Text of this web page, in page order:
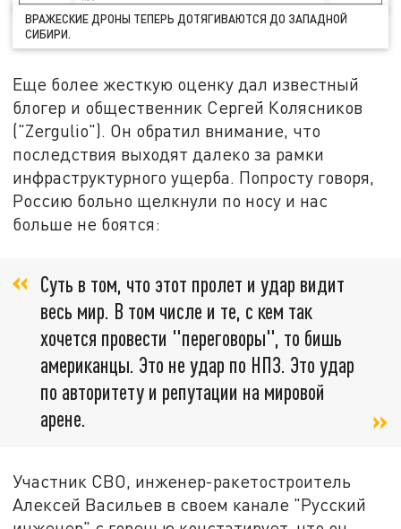
ВРАЖЕСКИЕ ДРОНЫ ТЕПЕРЬ ДОТЯГИВАЮТСЯ ДО ЗАПАДНОЙ
СИБИРИ.
Еще более жесткую оценку дал известный
блогер и общественник Сергей Колясников
("Zergulio"). Он обратил внимание, что
последствия выходят далеко за рамки
инфраструктурного ущерба. Попросту говоря,
Россию больно щелкнули по носу и нас
больше не боятся:
Суть в том, что этот пролет и удар видит
весь мир. В том числе и те, с кем так
хочется провести "переговоры", то бишь
американцы. Это не удар по НПЗ. Это удар
по авторитету и репутации на мировой
арене.
Участник СВО, инженер-ракетостроитель
Алексей Васильев в своем канале "Русский